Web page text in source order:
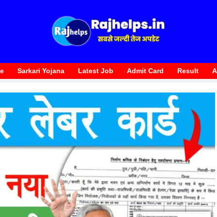
Sarkari Yojana Latest Job Admit Card Result